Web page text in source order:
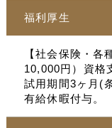
福利厚生
【社会保険・各
10,000円）資格
試用期間3ヶ月(
有給休暇付与。